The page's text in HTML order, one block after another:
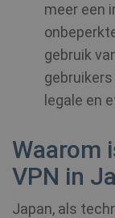
meer een
gebruik
legale en
Waarom
VPN in
Japan, als